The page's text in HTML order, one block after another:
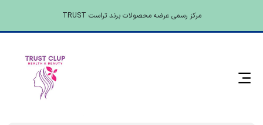
مرکز رسمی عرضه محصولات برند تراست TRUST